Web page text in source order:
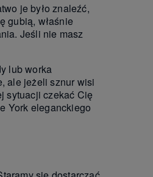
je było znaleźć,
gubią, właśnie
Jeśli nie masz
lub worka
ale jeżeli sznur wisi
sytuacji czekać Cię
York eleganckiego